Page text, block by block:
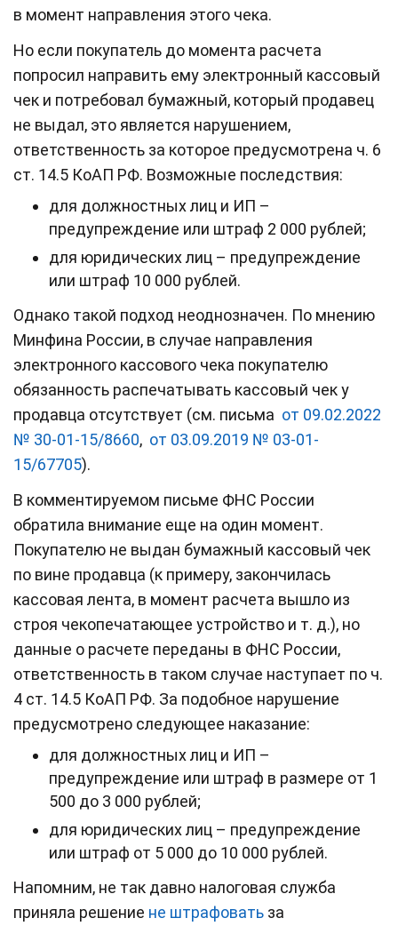
в момент направления этого чека.
Но если покупатель до момента расчета
попросил направить ему электронный кассовый
чек и потребовал бумажный, который продавец
не выдал, это является нарушением,
ответственность за которое предусмотрена ч. 6
ст. 14.5 КоАП РФ. Возможные последствия:
для должностных лиц и ИП –
предупреждение или штраф 2 000 рублей;
для юридических лиц – предупреждение
или штраф 10 000 рублей.
Однако такой подход неоднозначен. По мнению
Минфина России, в случае направления
электронного кассового чека покупателю
обязанность распечатывать кассовый чек у
продавца отсутствует (см. письма от 09.02.2022
№ 30-01-15/8660, от 03.09.2019 № 03-01-
15/67705).
В комментируемом письме ФНС России
обратила внимание еще на один момент.
Покупателю не выдан бумажный кассовый чек
по вине продавца (к примеру, закончилась
кассовая лента, в момент расчета вышло из
строя чекопечатающее устройство и т. д.), но
данные о расчете переданы в ФНС России,
ответственность в таком случае наступает по ч.
4 ст. 14.5 КоАП РФ. За подобное нарушение
предусмотрено следующее наказание:
для должностных лиц и ИП –
предупреждение или штраф в размере от 1
500 до 3 000 рублей;
для юридических лиц – предупреждение
или штраф от 5 000 до 10 000 рублей.
Напомним, не так давно налоговая служба
приняла решение не штрафовать за